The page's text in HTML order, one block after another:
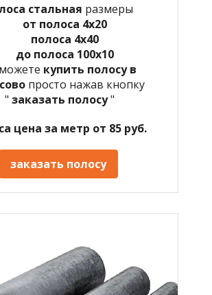
стальная размеры
от полоса 4х20
полоса 4х40
до полоса 100х10
купить полосу в
просто нажав кнопку
" заказать полосу"
цена за метр от 85 руб.
заказать полосу